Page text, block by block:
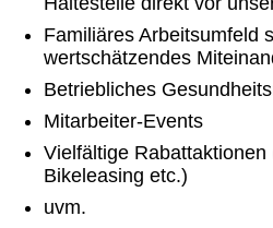
Familiäres Arbeitsumfeld
wertschätzendes
Betriebliches
Mitarbeiter-Events
Vielfältige
Bikeleasing etc.)
uvm.